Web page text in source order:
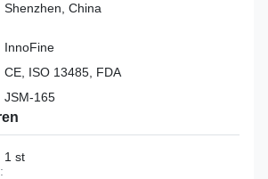
Shenzhen, China
InnoFine
CE, ISO 13485, FDA
JSM-165
1 st